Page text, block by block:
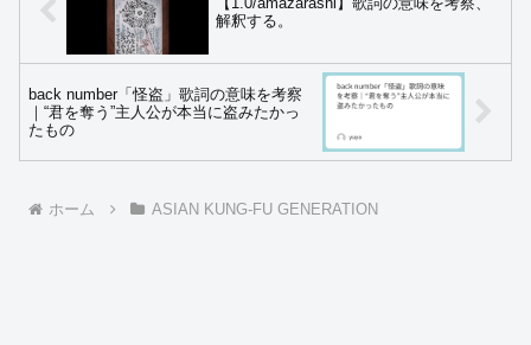
解釈する。
back number「怪盗」歌詞の意味を考察
｜“君を奪う”主人公が本当に盗みたかっ
たもの
ホーム ASIAN KUNG-FU GENERATION